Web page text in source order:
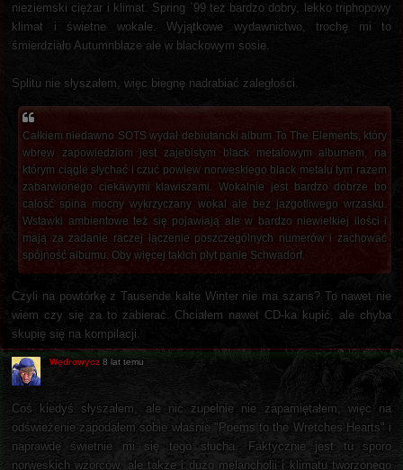
nieziemski ciężar i klimat. Spring `99 też bardzo dobry, lekko triphopowy
klimat i świetne wokale. Wyjątkowe wydawnictwo, trochę mi to
śmierdziało Autumnblaze ale w blackowym sosie.
Splitu nie słyszałem, więc biegnę nadrabiać zaległości.
Całkiem niedawno SOTS wydał debiutancki album To The Elements, który
wbrew zapowiedziom jest zajebistym black metalowym albumem, na
którym ciągle słychać i czuć powiew norweskiego black metalu tym razem
zabarwionego ciekawymi klawiszami. Wokalnie jest bardzo dobrze bo
całość spina mocny wykrzyczany wokal ale bez jazgotliwego wrzasku.
Wstawki ambientowe też się pojawiają ale w bardzo niewielkiej ilości i
mają za zadanie raczej łączenie poszczególnych numerów i zachować
spójność albumu. Oby więcej takich płyt panie Schwadorf.
Czyli na powtórkę z Tausende kalte Winter nie ma szans? To nawet nie
wiem czy się za to zabierać. Chciałem nawet CD-ka kupić, ale chyba
skupię się na kompilacji.
Wędrowycz 8 lat temu
Coś kiedyś słyszałem, ale nic zupełnie nie zapamiętałem, więc na
odświeżenie zapodałem sobie właśnie "Poems to the Wretches Hearts" i
naprawdę świetnie mi się tego słucha. Faktycznie jest tu sporo
norweskich wzorców, ale także i dużo melancholii i klimatu tworzonego